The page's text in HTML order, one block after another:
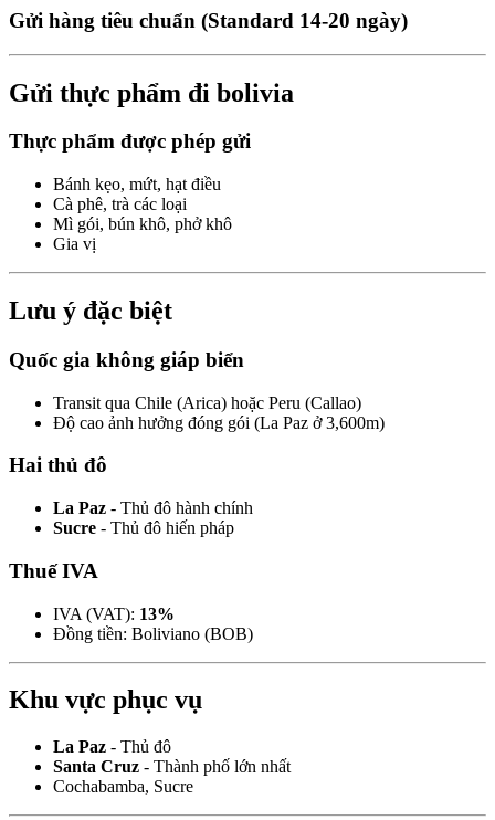
Gửi hàng tiêu chuẩn (Standard 14-20 ngày)
Gửi thực phẩm đi bolivia
Thực phẩm được phép gửi
Bánh kẹo, mứt, hạt điều
Cà phê, trà các loại
Mì gói, bún khô, phở khô
Gia vị
Lưu ý đặc biệt
Quốc gia không giáp biển
Transit qua Chile (Arica) hoặc Peru (Callao)
Độ cao ảnh hưởng đóng gói (La Paz ở 3,600m)
Hai thủ đô
La Paz - Thủ đô hành chính
Sucre - Thủ đô hiến pháp
Thuế IVA
IVA (VAT): 13%
Đồng tiền: Boliviano (BOB)
Khu vực phục vụ
La Paz - Thủ đô
Santa Cruz - Thành phố lớn nhất
Cochabamba, Sucre